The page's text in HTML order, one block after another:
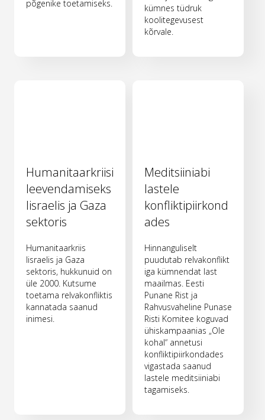
põgenike toetamiseks.
kümnes tüdruk
koolitegevusest
kõrvale.
Humanitaarkriisi
leevendamiseks
Iisraelis ja Gaza
sektoris
Humanitaarkriis
Iisraelis ja Gaza
sektoris, hukkunuid on
üle 2000. Kutsume
toetama relvakonfliktis
kannatada saanud
inimesi.
Meditsiiniabi
lastele
konfliktipiirkond
ades
Hinnanguliselt
puudutab relvakonflikt
iga kümnendat last
maailmas. Eesti
Punane Rist ja
Rahvusvaheline Punase
Risti Komitee koguvad
ühiskampaanias „Ole
kohal“ annetusi
konfliktipiirkondades
vigastada saanud
lastele meditsiiniabi
tagamiseks.